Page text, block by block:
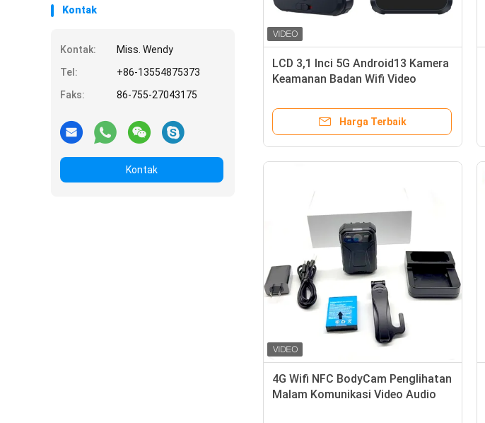
Kontak
Kontak:
Miss. Wendy
Tel:
+86-13554875373
Faks:
86-755-27043175
Kontak
LCD 3,1 Inci 5G Android13 Kamera
Keamanan Badan Wifi Video
Harga Terbaik
4G Wifi NFC BodyCam Penglihatan
Malam Komunikasi Video Audio